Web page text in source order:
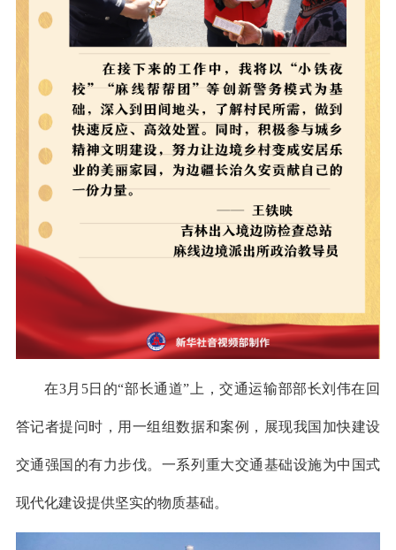
在3月5日的“部长通道”上，交通运输部部长刘伟在回
答记者提问时，用一组组数据和案例，展现我国加快建设
交通强国的有力步伐。一系列重大交通基础设施为中国式
现代化建设提供坚实的物质基础。